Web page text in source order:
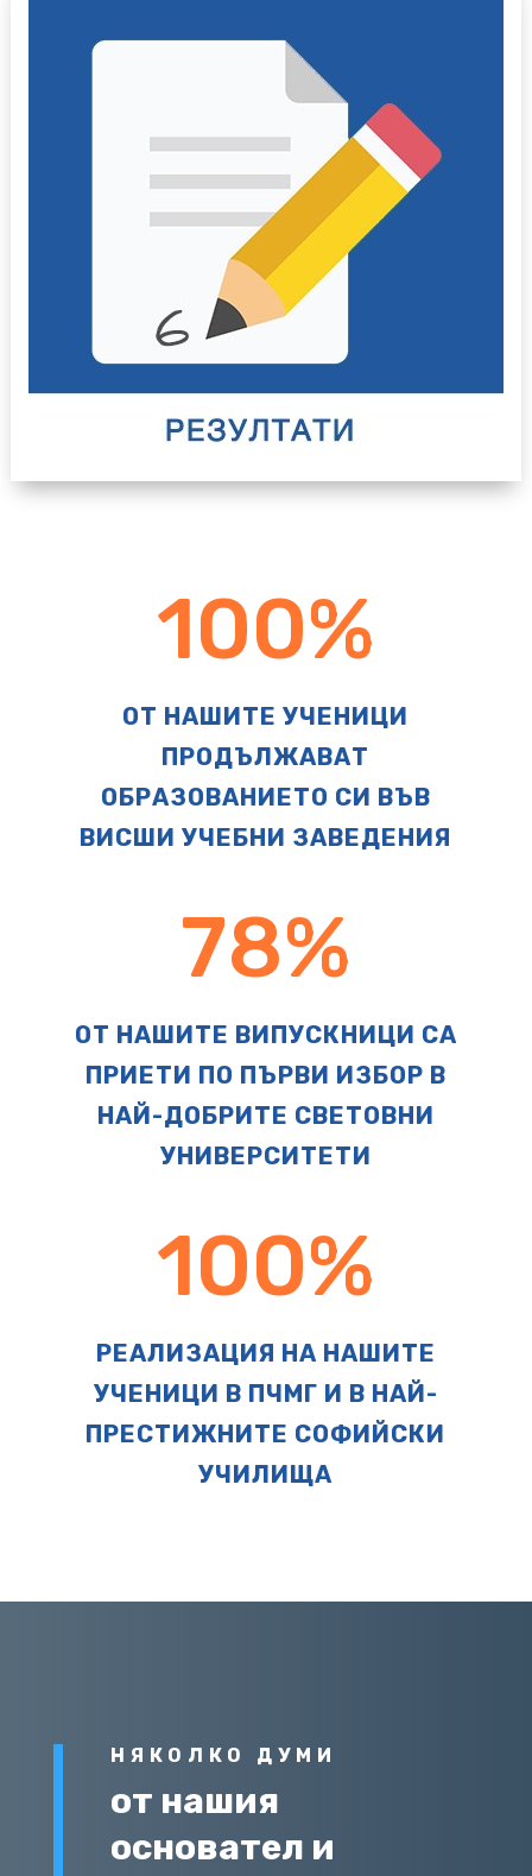
100%
ОТ НАШИТЕ УЧЕНИЦИ
ПРОДЪЛЖАВАТ
ОБРАЗОВАНИЕТО СИ ВЪВ
ВИСШИ УЧЕБНИ ЗАВЕДЕНИЯ
78%
ОТ НАШИТЕ ВИПУСКНИЦИ СА
ПРИЕТИ ПО ПЪРВИ ИЗБОР В
НАЙ-ДОБРИТЕ СВЕТОВНИ
УНИВЕРСИТЕТИ
100%
РЕАЛИЗАЦИЯ НА НАШИТЕ
УЧЕНИЦИ В ПЧМГ И В НАЙ-
ПРЕСТИЖНИТЕ СОФИЙСКИ
УЧИЛИЩА
НЯКОЛКО ДУМИ
от нашия
основател и